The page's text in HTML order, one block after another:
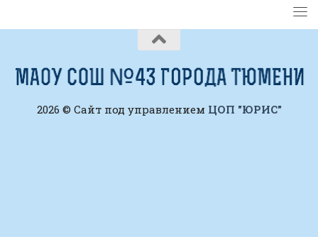
2026 © Сайт под управлением ЦОП "ЮРИС"